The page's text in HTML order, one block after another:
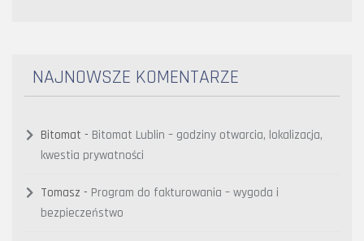
NAJNOWSZE KOMENTARZE
Bitomat - Bitomat Lublin – godziny otwarcia, lokalizacja,
kwestia prywatności
Tomasz - Program do fakturowania – wygoda i
bezpieczeństwo